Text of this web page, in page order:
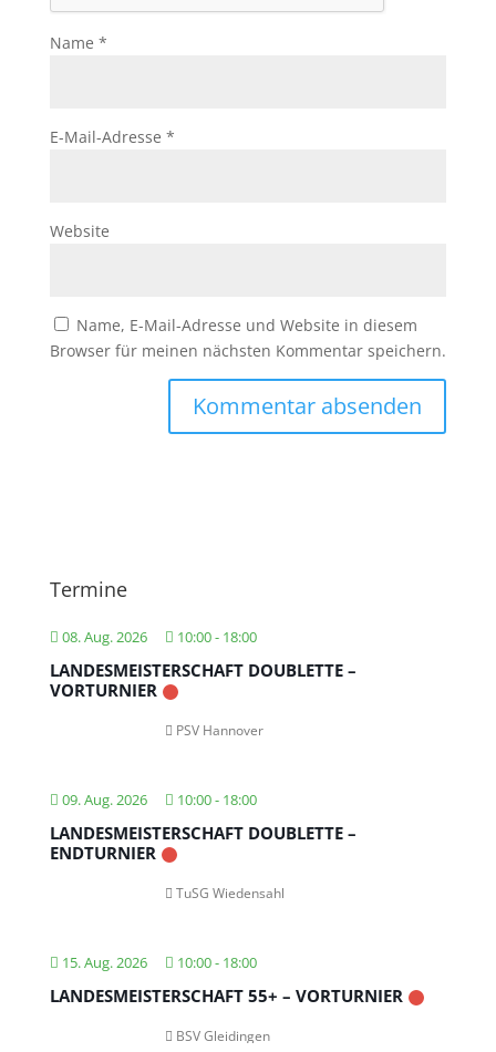
Name *
E-Mail-Adresse *
Website
Name, E-Mail-Adresse und Website in diesem
Browser für meinen nächsten Kommentar speichern.
Termine
08. Aug. 2026 10:00- 18:00
LANDESMEISTERSCHAFT DOUBLETTE –
VORTURNIER
PSV Hannover
09. Aug. 2026 10:00- 18:00
LANDESMEISTERSCHAFT DOUBLETTE –
ENDTURNIER
TuSG Wiedensahl
15. Aug. 2026 10:00- 18:00
LANDESMEISTERSCHAFT 55+ – VORTURNIER
BSV Gleidingen